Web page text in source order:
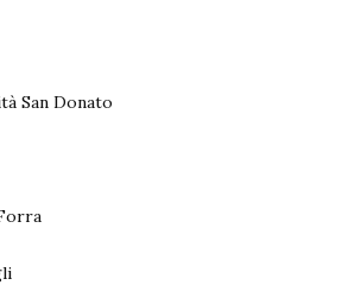
San Donato